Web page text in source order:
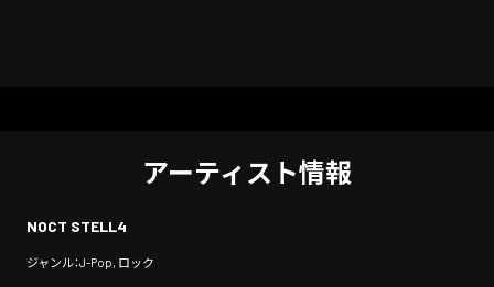
アーティスト情報
NOCT STELL4
ジャンル：J-Pop, ロック